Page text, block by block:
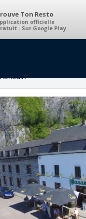
Ton Resto
officielle
- Sur Google Play
à Dinant et environs